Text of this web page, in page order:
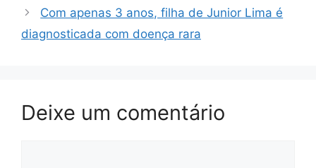
Com apenas 3 anos, filha de Junior Lima é
diagnosticada com doença rara
Deixe um comentário